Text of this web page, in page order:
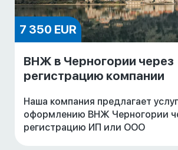
7 350 EUR
ВНЖ в Черногории через
регистрацию компании
Наша компания предлагает
оформлению ВНЖ Черногории
регистрацию ИП или ООО